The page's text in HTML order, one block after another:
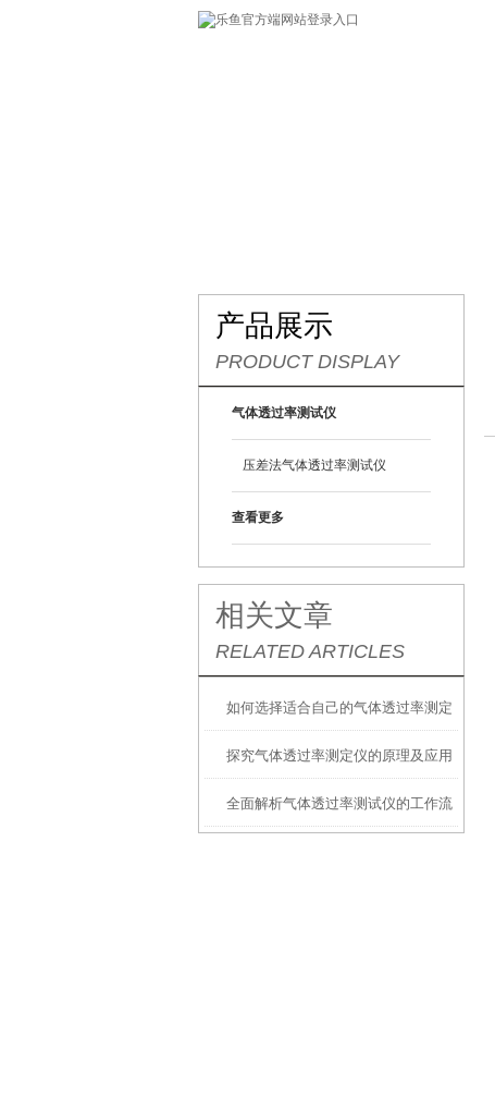
产品展示
PRODUCT DISPLAY
气体透过率测试仪
压差法气体透过率测试仪
查看更多
相关文章
RELATED ARTICLES
如何选择适合自己的气体透过率测定
仪？
探究气体透过率测定仪的原理及应用
全面解析气体透过率测试仪的工作流